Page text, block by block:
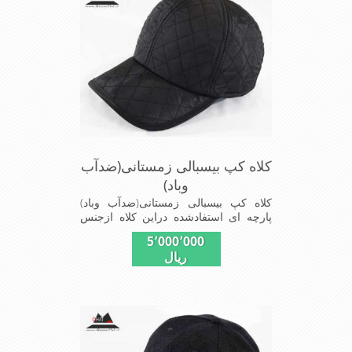
ازدیگرخصوصیات این کلاه می باشند
کلاه کپ بیسبالی زمستانی(ضدآب
وباد)
کلاه کپ بیسبالی زمستانی(ضدآب وباد)
پارچه ای استفادشده دراین کلاه ازجنس
ازجنس شمعی برای دوخت کاپشن بارانی
استفاده می شودبا آستر ضخیم که مناسب
عالی,دوخت مناسب,سبکی, خوش فرمی
ازدیگرخصوصیات این کلاه می باشند
5٬000٬000
ریال